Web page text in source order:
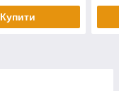
Купити